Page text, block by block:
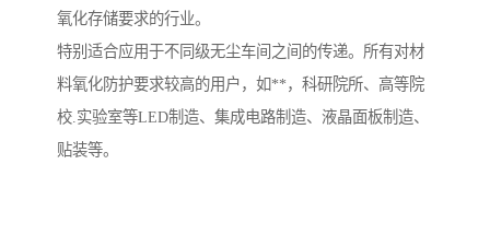
氧化存储要求的行业。
特别适合应用于不同级无尘车间之间的传递。所有对材
料氧化防护要求较高的用户，如**，科研院所、高等院
校.实验室等LED制造、集成电路制造、液晶面板制造、
贴装等。